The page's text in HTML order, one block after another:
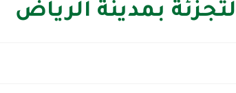
بمدينة الرياض